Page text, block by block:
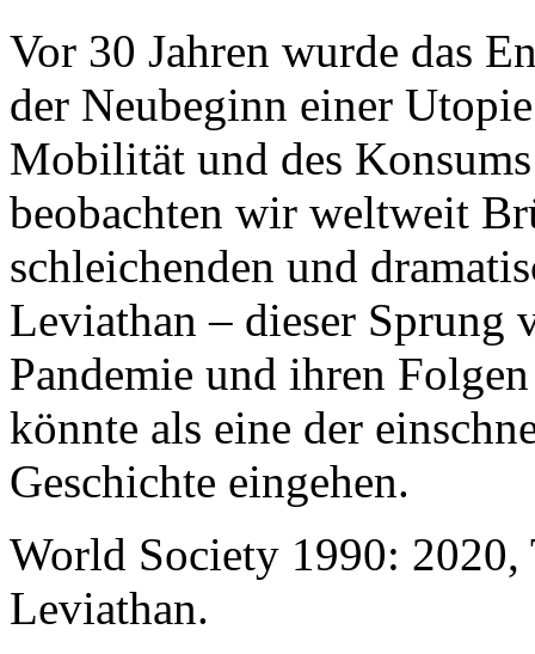
Vor 30 Jahren wurde das
der Neubeginn einer
Mobilität und des
beobachten wir weltweit
schleichenden und
Leviathan – dieser Sprung
Pandemie und ihren
könnte als eine der
Geschichte eingehen.
World Society 1990: 2020,
Leviathan.